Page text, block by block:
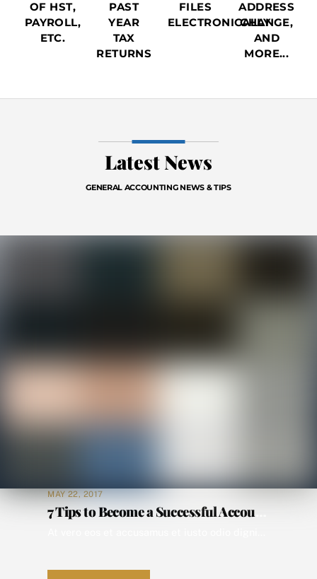
OF HST,
PAYROLL,
ETC.
PAST
YEAR
TAX
RETURNS
FILES
ELECTRONICALLY
ADDRESS
CHANGE,
AND
MORE...
Latest News
GENERAL ACCOUNTING NEWS & TIPS
MAY 22, 2017